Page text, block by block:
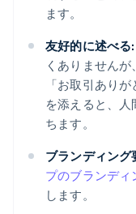
ます。
友好的に述べる:
くありません
「お取引あり
を添えると、
ちます。
ブランディン
プのブランディ
します。